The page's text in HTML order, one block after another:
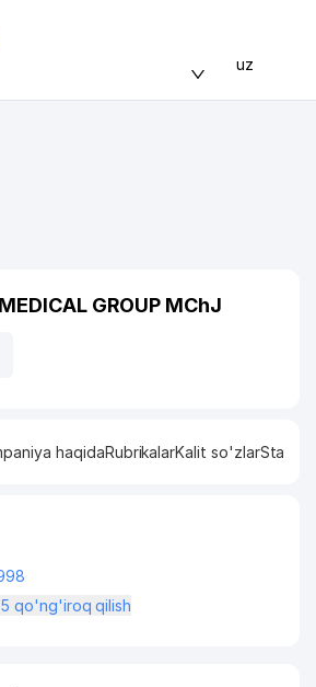
uz
GROUP MChJ
haqidaRubrikalarKalit so'zlar
95 qo'ng'iroq qilish